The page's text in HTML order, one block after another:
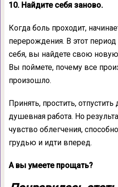
10. Найдите себя заново.
Когда боль проходит,
перерождения. В этот
себя, вы найдете свою новую
Вы поймете, почему все
произошло.
Принять, простить,
душевная работа. Но
чувство облегчения,
грудью и идти вперед.
А вы умеете прощать?